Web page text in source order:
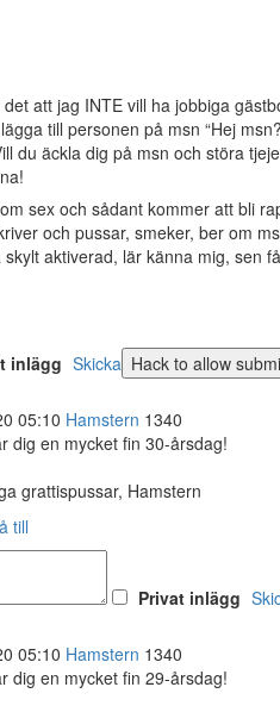
att jag INTE vill ha jobbiga
till personen på msn “Hej
du äckla dig på msn och störa
sex och sådant kommer att bli
och pussar, smeker, ber om
aktiverad, lär känna mig,
inlägg Skicka
05:10 Hamstern 1340
dig en mycket fin 30-årsdag!
grattispussar, Hamstern
till
Privat inlägg
05:10 Hamstern 1340
dig en mycket fin 29-årsdag!